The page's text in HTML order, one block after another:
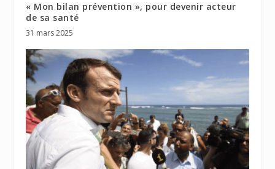
« Mon bilan prévention », pour devenir acteur
de sa santé
31 mars 2025